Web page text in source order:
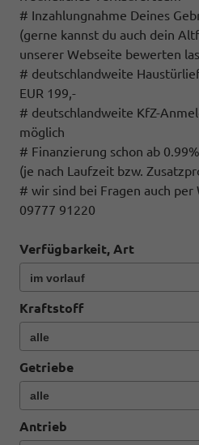
# Inzahlungnahme Deines
(gerne kannst du auch dein
unserer Webseite bewerten
# deutschlandweite
EUR 199,-
# deutschlandweite KfZ-
möglich
# Finanzierung schon ab 0.99%
(je nach Laufzeit bzw.
# wir sind bei Fragen auch per
09777 91220
Verfügbarkeit, Art
Kraftstoff
Getriebe
Antrieb